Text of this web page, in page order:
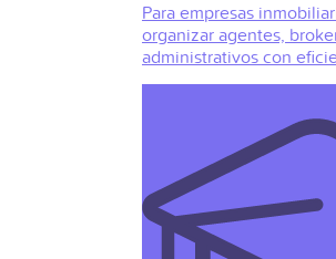
Para empresas
organizar agentes,
administrativos con